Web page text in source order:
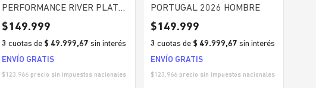
PERFORMANCE RIVER PLATE
HOME HOMBRE
$149.999
3 cuotas de $ 49.999,67 sin interés
ENVÍO GRATIS
$123.966 precio sin impuestos nacionales
PORTUGAL 2026 HOMBRE
$149.999
3 cuotas de $ 49.999,67 sin interés
ENVÍO GRATIS
$123.966precio sin impuestos nacionales